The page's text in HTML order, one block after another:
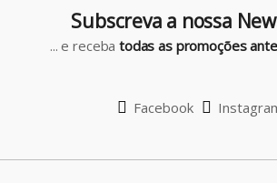
Subscreva a nossa
... e recebatodas as promoções
Facebook